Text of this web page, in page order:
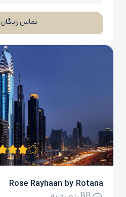
تماس رایگان
Rose Rayhaan by Rotana